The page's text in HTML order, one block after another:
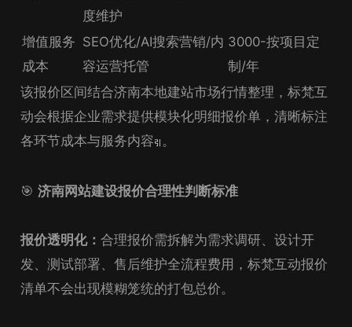
度维护
增值服务
成本
SEO优化/AI搜索营销/内
容运营托管
3000-按项目定
制/年
该报价区间结合济南本地建站市场行情整理，标梵互
动会根据企业需求提供模块化明细报价单，清晰标注
各环节成本与服务内容引 。
🎯济南网站建设报价合理性判断标准
报价透明化：合理报价需拆解为需求调研、设计开
发、测试部署、售后维护全流程费用，标梵互动报价
清单不会出现模糊笼统的打包总价。